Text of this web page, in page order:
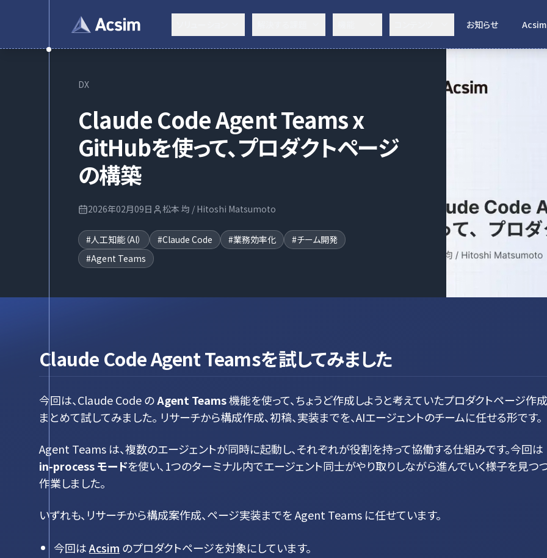
お知らせ
DX
Claude Code Agent Teams x
GitHubを使って、プロダクトページ
の構築
2026年02月09日 松本 均 / Hitoshi Matsumoto
#人工知能（AI） #Claude Code #業務効率化 #チーム開発
#Agent Teams
Claude Code Agent Teamsを試してみました
今回は、Claude Code のAgent Teams機能を使って、ちょうど作成しようと考えていたプロダクトページ作
まとめて試してみました。 リサーチから構成作成、初稿、実装までを、AIエージェントのチームに任せる形です。
Agent Teams は、複数のエージェントが同時に起動し、それぞれが役割を持って協働する仕組みです。今回は
in-process モードを使い、1つのターミナル内でエージェント同士がやり取りしながら進んでいく様子を見つ
作業しました。
いずれも、リサーチから構成案作成、ページ実装までを Agent Teams に任せています。
今回はAcsim のプロダクトページを対象にしています。